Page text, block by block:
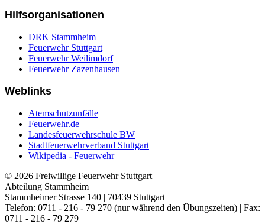
Hilfsorganisationen
DRK Stammheim
Feuerwehr Stuttgart
Feuerwehr Weilimdorf
Feuerwehr Zazenhausen
Weblinks
Atemschutzunfälle
Feuerwehr.de
Landesfeuerwehrschule BW
Stadtfeuerwehrverband Stuttgart
Wikipedia - Feuerwehr
© 2026 Freiwillige Feuerwehr Stuttgart
Abteilung Stammheim
Stammheimer Strasse 140 | 70439 Stuttgart
Telefon: 0711 - 216 - 79 270 (nur während den Übungszeiten) | Fax:
0711 - 216 - 79 279